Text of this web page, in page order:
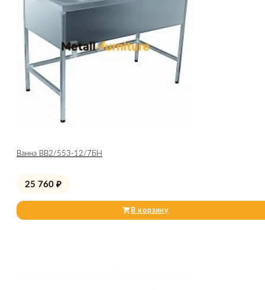
Ванна ВВ2/553-12/7БН
25 760 ₽
В корзину